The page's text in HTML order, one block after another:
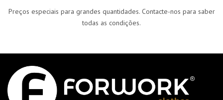
Preços especiais para grandes quantidades. Contacte-nos para saber
todas as condições.